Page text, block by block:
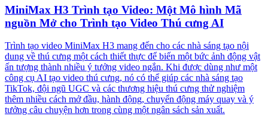
MiniMax H3 Trình tạo Video: Một Mô hình Mã
nguồn Mở cho Trình tạo Video Thú cưng AI
Trình tạo video MiniMax H3 mang đến cho các nhà sáng tạo nội
dung về thú cưng một cách thiết thực để biến một bức ảnh động vật
ấn tượng thành nhiều ý tưởng video ngắn. Khi được dùng như một
công cụ AI tạo video thú cưng, nó có thể giúp các nhà sáng tạo
TikTok, đội ngũ UGC và các thương hiệu thú cưng thử nghiệm
thêm nhiều cách mở đầu, hành động, chuyển động máy quay và ý
tưởng câu chuyện hơn trong cùng một ngân sách sản xuất.